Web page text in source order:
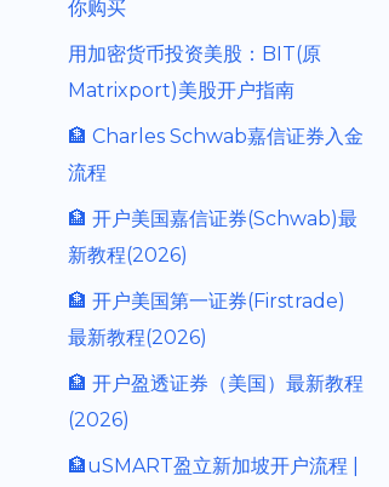
你购买
用加密货币投资美股：BIT(原
Matrixport)美股开户指南
🏦 Charles Schwab嘉信证券入金
流程
🏦 开户美国嘉信证券(Schwab)最
新教程(2026)
🏦 开户美国第一证券(Firstrade)
最新教程(2026)
🏦 开户盈透证券（美国）最新教程
(2026)
🏦uSMART盈立新加坡开户流程 |